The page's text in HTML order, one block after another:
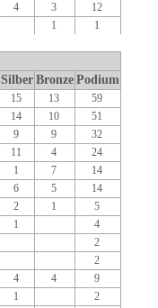
4 3
12
1 1
Silber Bronze Podium
15 13
59
14 10
51
9 9
32
11 4
24
1 7
14
6 5
14
2 1
5
1
4
2
2
4 4
9
1 2